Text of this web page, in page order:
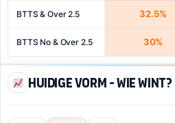
BTTS & Over 2.5 32.5%
BTTS No & Over 2.5 30%
Huidige vorm - Wie wint?